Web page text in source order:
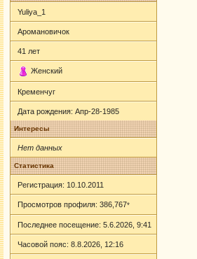
Yuliya_1
Аромановичок
41 лет
Женский
Кременчуг
Дата рождения: Апр-28-1985
Интересы
Нет данных
Статистика
Регистрация: 10.10.2011
Просмотров профиля: 386,767*
Последнее посещение: 5.6.2026, 9:41
Часовой пояс: 8.8.2026, 12:16